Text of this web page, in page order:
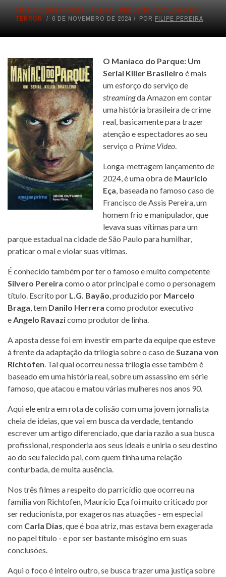
CRÍTICA, DESTAQUES , FILMES , PEQUENO CATÁLOGO DO
TERROR
6 DE NOVEMBRO DE 2024 POR FILIPE PEREIRA
O Maníaco do Parque: Um
Serial Killer Brasileiro é mais
um esforço do serviço de
streamingda Amazon em contar
uma história brasileira de crime
real, basicamente para trazer
atenção e espectadores ao seu
serviço o Prime Video.
Longa-metragem lançamento de
2024, é uma obra de Maurício
Eça, baseada no famoso caso de
Francisco de Assis Pereira, um
homem frio e manipulador, que
levava suas vítimas para um
parque estadual na cidade de São Paulo para humilhar,
praticar o mal e violar suas vítimas.
É conhecido também por ter o famoso e muito competente
Silvero Pereira como o ator principal e como o personagem
título. Escrito por L.G. Bayão, produzido por Marcelo
Braga, tem Danilo Herrera como produtor executivo
eAngelo Ravazicomo produtor de linha.
A aposta desse foi em investir em parte da equipe que esteve
à frente da adaptação da trilogia sobre o caso deSuzana von
Richtofen. Tal qual ocorreu nessa trilogia esse também é
baseado em uma história real, sobre um assassino em série
famoso, que atacou e matou várias mulheres nos anos 90.
Aqui ele entra em rota de colisão com uma jovem jornalista
cheia de ideias, que vai em busca da verdade, tentando
escrever um artigo diferenciado, que daria razão a sua busca
profissional, responderia aos seus ideais e uniria o seu destino
ao do seu falecido pai, com quem tinha uma relação
conturbada, de muita ausência.
Nos três filmes a respeito do parricídio que ocorreu na
família von Richtofen, Maurício Eça foi muito criticado por
ser reducionista, por exageros nas atuações - em especial
com Carla Dias, que é boa atriz, mas estava bem exagerada
no papel título - e por ser bastante misógino em suas
conclusões.
Aqui o foco é inteiro outro, se busca trazer uma justiça sobre